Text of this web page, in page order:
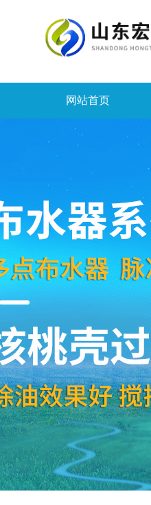
网站首页